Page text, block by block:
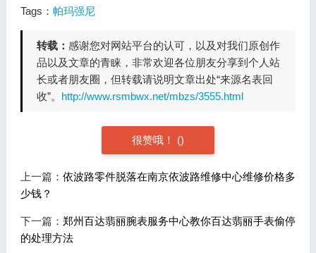
Tags： 帕玛强尼
转载： 感谢您对网站平台的认可，以及对我们原创作
品以及文章的青睐，非常欢迎各位朋友分享到个人站
长或者朋友圈，但转载请说明文章出处“来源名表回
收”。 http://www.rsmbwx.net/mbzs/3555.html
很赞哦！ ()
上一篇： 依波路零件脱落在南京依波路维修中心维修价格多
少钱？
下一篇： 郑州百达翡丽腕表服务中心教你百达翡丽手表偷停
的处理方法